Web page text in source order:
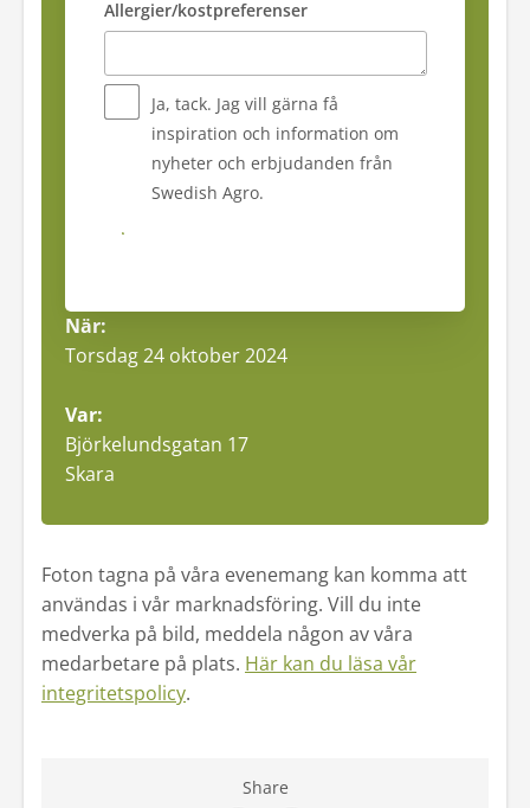
När:
Torsdag 24 oktober 2024
Var:
Björkelundsgatan 17
Skara
Allergier/kostpreferenser
Ja, tack. Jag vill gärna få
inspiration och information om
nyheter och erbjudanden från
Swedish Agro.
Skicka
Foton tagna på våra evenemang kan komma att
användas i vår marknadsföring. Vill du inte
medverka på bild, meddela någon av våra
medarbetare på plats. Här kan du läsa vår
integritetspolicy.
Share